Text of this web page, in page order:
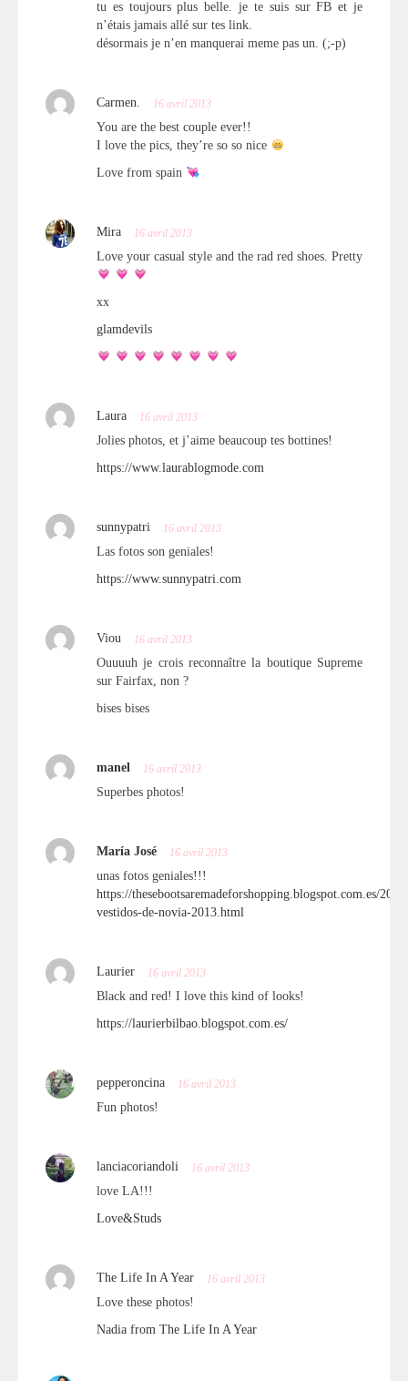
tu es toujours plus belle. je te suis sur FB et je
n’étais jamais allé sur tes link.
désormais je n’en manquerai meme pas un. (;-p)
Carmen. 16 avril 2013
You are the best couple ever!!
I love the pics, they’re so so nice
Love from spain
Mira 16 avril 2013
Love your casual style and the rad red shoes. Pretty
xx
glamdevils
Laura 16 avril 2013
Jolies photos, et j’aime beaucoup tes bottines!
https://www.laurablogmode.com
sunnypatri 16 avril 2013
Las fotos son geniales!
https://www.sunnypatri.com
Viou 16 avril 2013
Ouuuuh je crois reconnaître la boutique Supreme
sur Fairfax, non ?
bises bises
manel 16 avril 2013
Superbes photos!
María José 16 avril 2013
unas fotos geniales!!!
https://thesebootsaremadeforshopping.blogspot.com.es/
vestidos-de-novia-2013.html
Laurier 16 avril 2013
Black and red! I love this kind of looks!
https://laurierbilbao.blogspot.com.es/
pepperoncina 16 avril 2013
Fun photos!
lanciacoriandoli 16 avril 2013
love LA!!!
Love&Studs
The Life In A Year 16 avril 2013
Love these photos!
Nadia from The Life In A Year